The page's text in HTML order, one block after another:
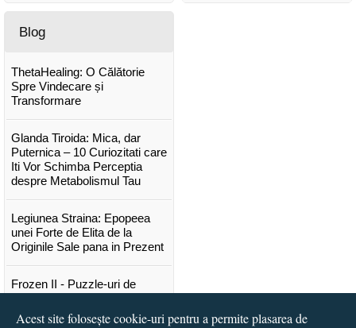
Blog
ThetaHealing: O Călătorie
Spre Vindecare și
Transformare
Glanda Tiroida: Mica, dar
Puternica – 10 Curiozitati care
Iti Vor Schimba Perceptia
despre Metabolismul Tau
Legiunea Straina: Epopeea
unei Forte de Elita de la
Originile Sale pana in Prezent
Frozen II - Puzzle-uri de
Acest site folosește cookie-uri pentru a permite plasarea de